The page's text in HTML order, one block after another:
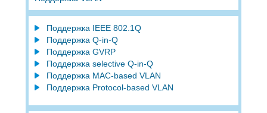
Поддержка IEEE 802.1Q
Поддержка Q-in-Q
Поддержка GVRP
Поддержка selective Q-in-Q
Поддержка MAC-based VLAN
Поддержка Protocol-based VLAN